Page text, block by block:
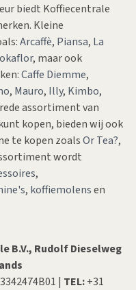
biedt Koffiecentrale
Kleine
Arcaffè, Piansa, La
, maar ook
Caffe Diemme,
, Mauro, Illy, Kimbo,
assortiment van
kopen, bieden wij ook
te kopen zoalsOr Tea?,
wordt
,
, koffiemolensen
B.V., Rudolf Dieselweg
| TEL:+31